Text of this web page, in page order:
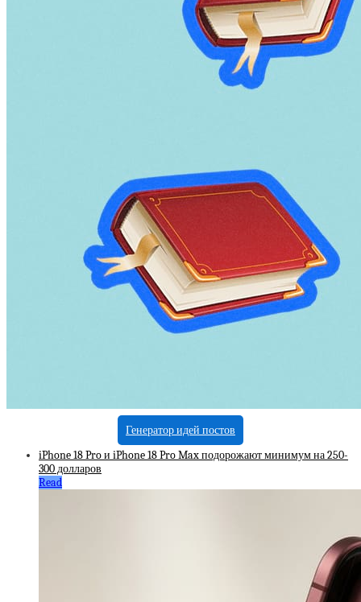
Генератор идей постов
iPhone 18 Pro и iPhone 18 Pro Max подорожают минимум на 250-
300 долларов
Read